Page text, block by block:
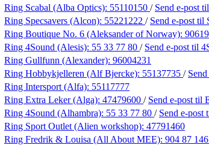
Ring Scabal (Alba Optics): 55110150 / Send e-post
Ring Specsavers (Alcon): 55221222 / Send e-post til
Ring Boutique No. 6 (Aleksander of Norway):
Ring 4Sound (Alesis): 55 33 77 80 / Send e-post til
Ring Gullfunn (Alexander): 96004231
Ring Hobbykjelleren (Alf Bjercke): 55137735 /
Ring Intersport (Alfa): 55117777
Ring Extra Leker (Alga): 47479600 / Send e-post til
Ring 4Sound (Alhambra): 55 33 77 80 / Send e-post
Ring Sport Outlet (Alien workshop): 47791460
Ring Fredrik & Louisa (All About MEE): 904 87 146